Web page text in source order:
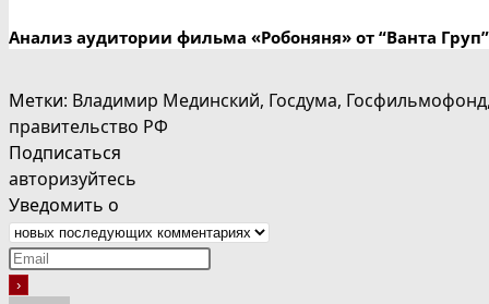
Анализ аудитории фильма «Робоняня» от “Ванта Груп”
Метки: Владимир Мединский, Госдума, Госфильмофонд
правительство РФ
Подписаться
авторизуйтесь
Уведомить о